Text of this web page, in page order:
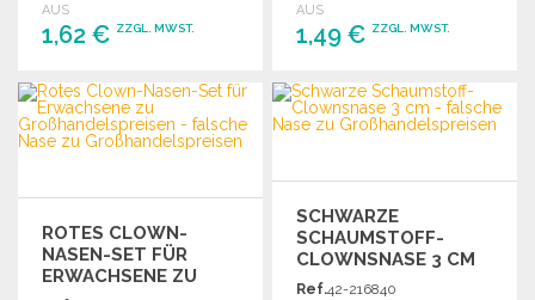
AUS
1,62 € ZZGL. MWST.
BESTELLEN
Angebot anfordern
Veranstaltung.
AUS
1,49 € ZZGL. MWST.
BESTELLEN
Angebot anfordern
ROTES CLOWN-
NASEN-SET FÜR
ERWACHSENE ZU
SCHWARZE
SCHAUMSTOFF-
CLOWNSNASE 3 CM
Ref.42-216840